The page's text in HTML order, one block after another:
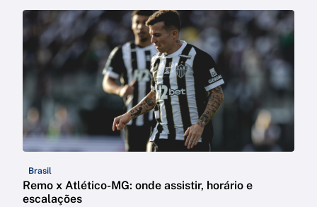
Brasil
Remo x Atlético-MG: onde assistir, horário e
escalações